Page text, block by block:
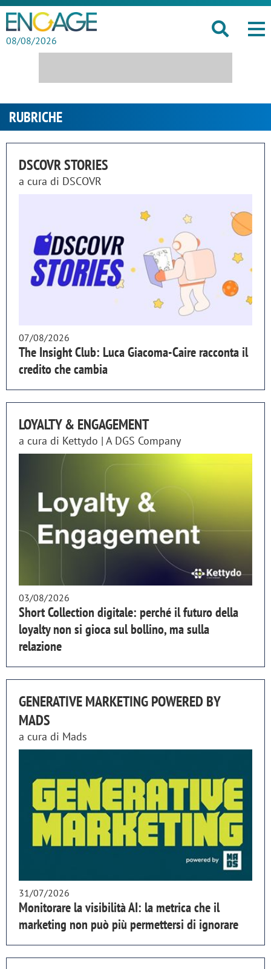
08/08/2026
RUBRICHE
DSCOVR STORIES
a cura di DSCOVR
07/08/2026
The Insight Club: Luca Giacoma-Caire racconta il
credito che cambia
LOYALTY & ENGAGEMENT
a cura di Kettydo | A DGS Company
03/08/2026
Short Collection digitale: perché il futuro della
loyalty non si gioca sul bollino, ma sulla
relazione
GENERATIVE MARKETING POWERED BY
MADS
a cura di Mads
31/07/2026
Monitorare la visibilità AI: la metrica che il
marketing non può più permettersi di ignorare